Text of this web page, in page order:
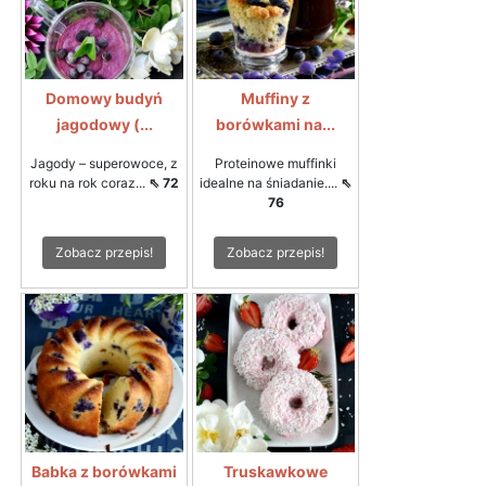
Domowy budyń
jagodowy (...
Jagody – superowoce, z
roku na rok coraz... ⇖ 72
Zobacz przepis!
Muffiny z
borówkami na...
Proteinowe muffinki
idealne na śniadanie.... ⇖
76
Zobacz przepis!
Babka z borówkami Truskawkowe